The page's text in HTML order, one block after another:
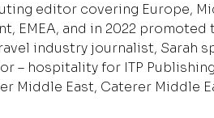
editor covering Europe,
EMEA, and in 2022
industry journalist, Sarah
– hospitality for ITP
Middle East, Caterer Middle